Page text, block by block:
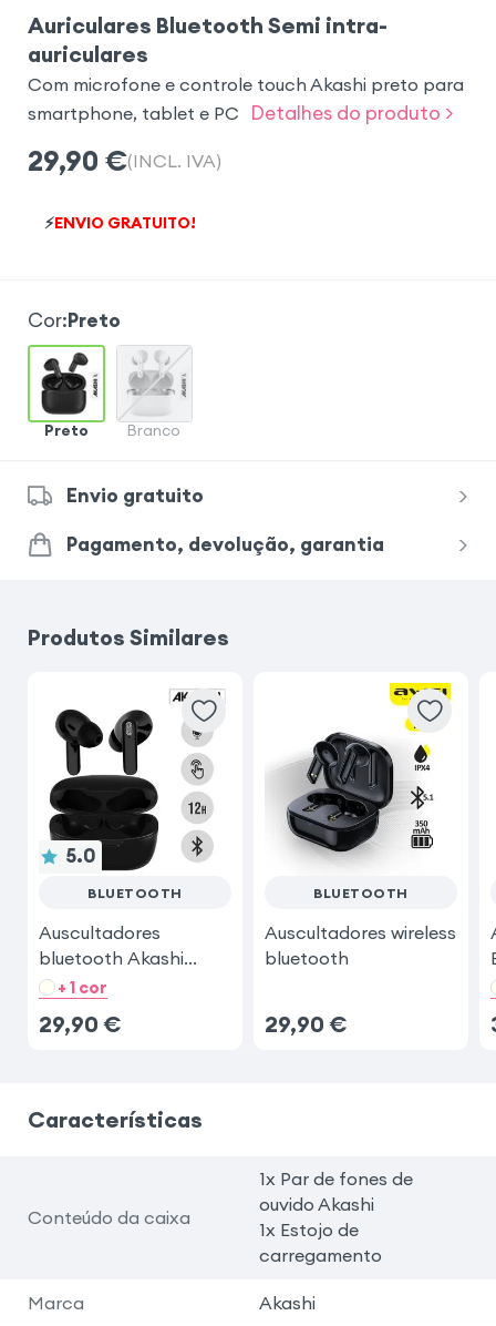
Auriculares Bluetooth Semi intra-
auriculares
Com microfone e controle touch Akashi preto para
smartphone, tablet e PC
Detalhes do produto >
29,90 €(INCL. IVA)
⚡ENVIO GRATUITO!
Cor:Preto
Preto Branco
Envio gratuito
Pagamento, devolução, garantia
Produtos Similares
5.0
BLUETOOTH
Auscultadores
bluetooth Akashi
preto
+ 1 cor
29,90 €
BLUETOOTH
Auscultadores wireless
bluetooth
29,90 €
Características
Conteúdo da caixa
1x Par de fones de
ouvido Akashi
1x Estojo de
carregamento
Marca Akashi